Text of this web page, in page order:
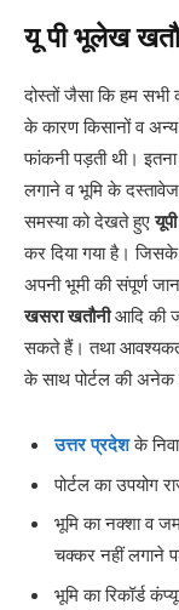
यू पी भूलेख
दोस्तों जैसा कि हम सभी
के कारण किसानों व अन्य
फांकनी पड़ती थी। इतना
लगाने व भूमि के दस्तावेज
समस्या को देखते हुए
कर दिया गया है।
अपनी भूमी की संपूर्ण
खसरा खतौनीआदि की
सकते हैं। तथा
के साथ पोर्टल की अनेक
उत्तर प्रदेशके
पोर्टल का उपयोग
भूमि का नक्शा व
चक्कर नहीं लगाने
भूमि का रिकॉर्ड